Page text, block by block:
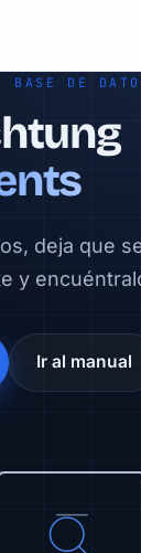
BASE DE
deja que
y
Ir al manual